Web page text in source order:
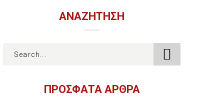
ΑΝΑΖΉΤΗΣΗ
ΠΡΟΣΦΑΤΑ ΑΡΘΡΑ